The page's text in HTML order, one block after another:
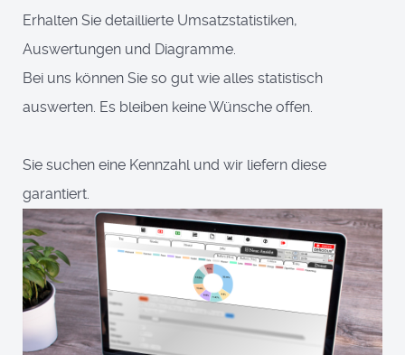
Erhalten Sie detaillierte Umsatzstatistiken,
Auswertungen und Diagramme.
Bei uns können Sie so gut wie alles statistisch
auswerten. Es bleiben keine Wünsche offen.
Sie suchen eine Kennzahl und wir liefern diese
garantiert.